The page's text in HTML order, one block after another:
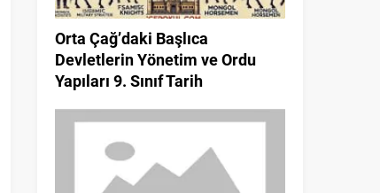
Orta Çağ’daki Başlıca
Devletlerin Yönetim ve Ordu
Yapıları 9. Sınıf Tarih